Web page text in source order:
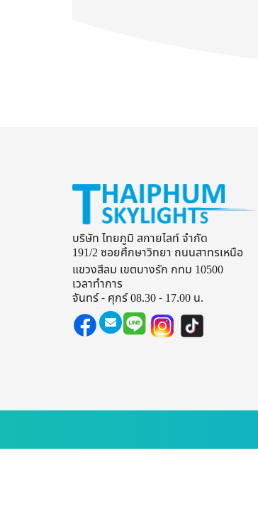
บริษัท ไทยภูมิ สกายไลท์ จำกัด
191/2 ซอยศึกษาวิทยา ถนนสาทรเหนือ
แขวงสีลม เขตบางรัก กทม 10500
เวลาทำการ
จันทร์ - ศุกร์ 08.30 - 17.00 น.